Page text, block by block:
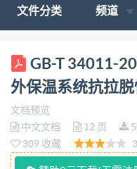
文件分类 频道
ICS91.100.60 Q 25
GB/T34011—2017/
外墙外保温系统 抗拉
Thermal insulation
applications-
of external
GB-T 34011-
外保温系统抗拉
文档预览
中文文档
12 页
309 收藏